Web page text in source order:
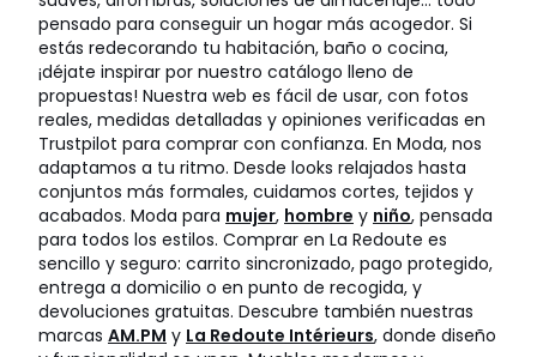
pensado para conseguir un hogar más acogedor. Si
estás redecorando tu habitación, baño o cocina,
¡déjate inspirar por nuestro catálogo lleno de
propuestas! Nuestra web es fácil de usar, con fotos
reales, medidas detalladas y opiniones verificadas en
Trustpilot para comprar con confianza. En Moda, nos
adaptamos a tu ritmo. Desde looks relajados hasta
conjuntos más formales, cuidamos cortes, tejidos y
acabados. Moda para mujer, hombre y niño, pensada
para todos los estilos. Comprar en La Redoute es
sencillo y seguro: carrito sincronizado, pago protegido,
entrega a domicilio o en punto de recogida, y
devoluciones gratuitas. Descubre también nuestras
marcas AM.PM y La Redoute Intérieurs, donde diseño